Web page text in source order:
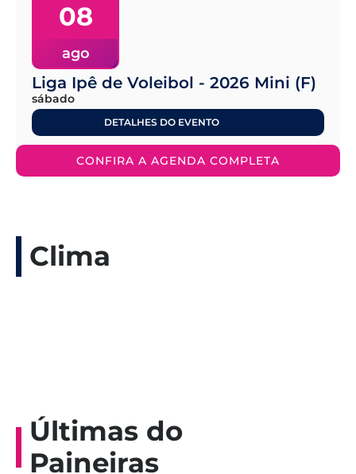
08
ago
Liga Ipê de Voleibol - 2026 Mini (F)
sábado
DETALHES DO EVENTO
CONFIRA A AGENDA COMPLETA
Clima
Últimas do
Paineiras